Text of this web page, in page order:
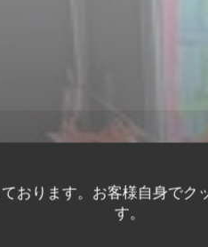
おります。お客様自身でク
す。
ルメレストラン• LE